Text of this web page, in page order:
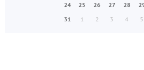
24
25 26 27 28
31
1 2 3 4 5